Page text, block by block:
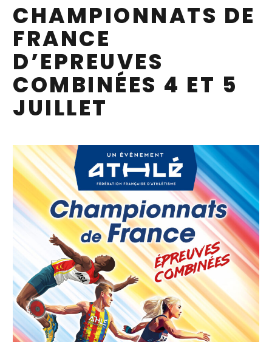
CHAMPIONNATS DE
FRANCE
D’EPREUVES
COMBINÉES 4 ET 5
JUILLET